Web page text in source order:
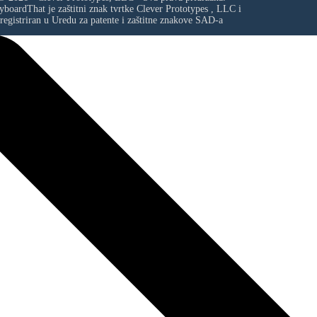
je zaštitni znak tvrtke Clever Prototypes , LLCi
registriran u Uredu za patente i zaštitne znakove SAD-a